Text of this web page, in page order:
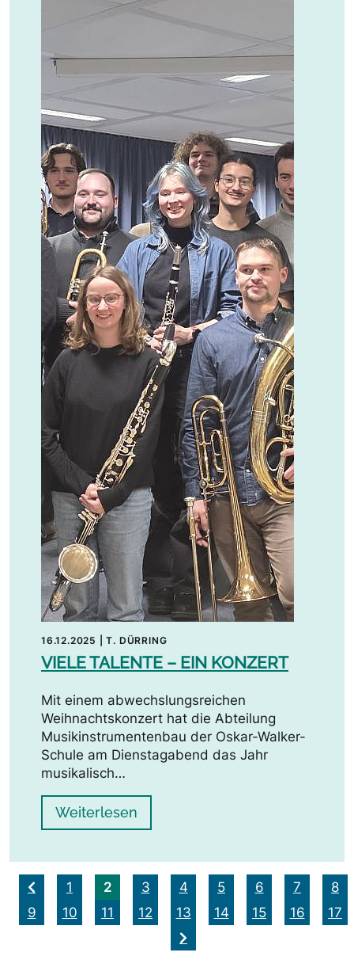
16.12.2025 |T. DÜRRING
VIELE TALENTE – EIN KONZERT
Mit einem abwechslungsreichen
Weihnachtskonzert hat die Abteilung
Musikinstrumentenbau der Oskar-Walker-
Schule am Dienstagabend das Jahr
musikalisch…
Weiterlesen
1 2 3 4 5 6 7
8
9
10 11 12 13 14 15 16 17